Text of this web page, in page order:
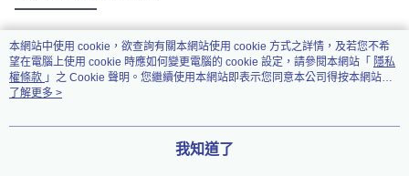
熱門標籤
本網站中使用 cookie，欲查詢有關本網站使用 cookie 方式之詳情，及若您不希
望在電腦上使用 cookie 時應如何變更電腦的 cookie 設定，請參閱本網站「 隱私
權條款 」之 Cookie 聲明。您繼續使用本網站即表示您同意本公司得按本網站使
用條款之 Cookie 聲明使用 cookie。
了解更多 >
我知道了